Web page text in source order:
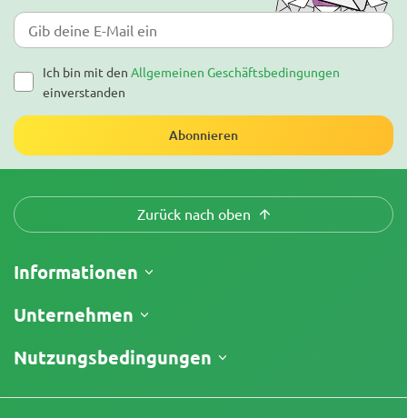
Ich bin mit den Allgemeinen Geschäftsbedingungen
einverstanden
Abonnieren
Zurück nach oben
Informationen
Versand
Rückgaberecht
Unternehmen
Über uns
Testberichte
Nutzungsbedingungen
Geschäftsbedingungen